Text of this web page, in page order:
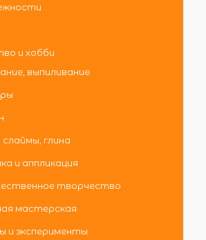
и хобби
выпиливание
слаймы, глина
и аппликация
творчество
мастерская
и эксперименты